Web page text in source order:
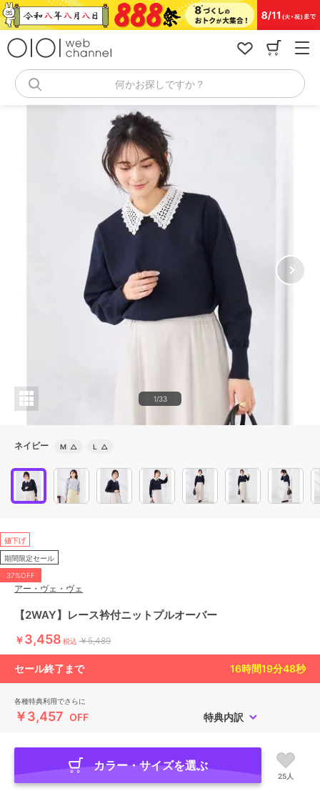
コ
ン
何かお探しですか？
1/33
ネイビー M △ L △
値下げ
期間限定セール
37%OFF
アー・ヴェ・ヴェ
【2WAY】レース衿付ニットプルオーバー
￥3,458 税込 ￥5,489
セール終了まで 16時間19分47秒
各種特典利用でさらに
￥3,457 OFF 特典内訳
カラー・サイズを選ぶ
25人